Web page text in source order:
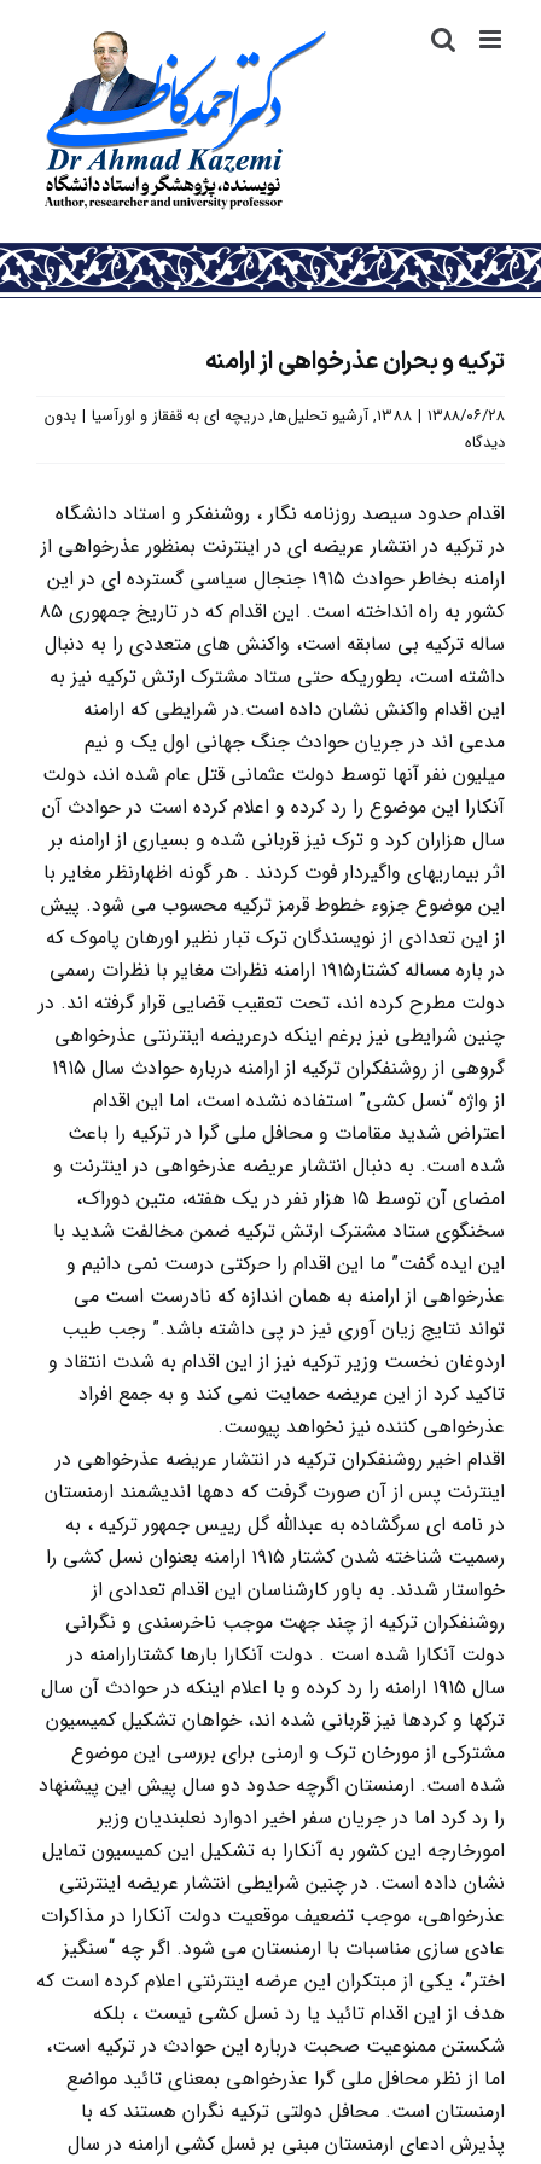
ترکیه و بحران عذرخواهی از ارامنه
۱۳۸۸/۰۶/۲۸ |
1388
,آرشیو تحلیل‌ها,دریچه ای به قفقاز و اورآسیا | بدون
دیدگاه
اقدام حدود سیصد روزنامه نگار ، روشنفکر و استاد دانشگاه
در ترکیه در انتشار عریضه ای در اینترنت بمنظور عذرخواهی از
ارامنه بخاطر حوادث ۱۹۱۵ جنجال سیاسی گسترده ای در این
کشور به راه انداخته است. این اقدام که در تاریخ جمهوری ۸۵
ساله ترکیه بی سابقه است، واکنش های متعددی را به دنبال
داشته است، بطوریکه حتی ستاد مشترک ارتش ترکیه نیز به
این اقدام واکنش نشان داده است.در شرایطی که ارامنه
مدعی اند در جریان حوادث جنگ جهانی اول یک و نیم
میلیون نفر آنها توسط دولت عثمانی قتل عام شده اند، دولت
آنکارا این موضوع را رد کرده و اعلام کرده است در حوادث آن
سال هزاران کرد و ترک نیز قربانی شده و بسیاری از ارامنه بر
اثر بیماریهای واگیردار فوت کردند . هر گونه اظهارنظر مغایر با
این موضوع جزوء خطوط قرمز ترکیه محسوب می شود. پیش
از این تعدادی از نویسندگان ترک تبار نظیر اورهان پاموک که
در باره مساله کشتار۱۹۱۵ ارامنه نظرات مغایر با نظرات رسمی
دولت مطرح کرده اند، تحت تعقیب قضایی قرار گرفته اند. در
چنین شرایطی نیز برغم اینکه درعریضه اینترنتی عذرخواهی
گروهی از روشنفکران ترکیه از ارامنه درباره حوادث سال ۱۹۱۵
از واژه “نسل کشی” استفاده نشده است، اما این اقدام
اعتراض شدید مقامات و محافل ملی گرا در ترکیه را باعث
شده است. به دنبال انتشار عریضه عذرخواهی در اینترنت و
امضای آن توسط ۱۵ هزار نفر در یک هفته، متین دوراک،
سخنگوی ستاد مشترک ارتش ترکیه ضمن مخالفت شدید با
این ایده گفت” ما این اقدام را حرکتی درست نمی دانیم و
عذرخواهی از ارامنه به همان اندازه که نادرست است می
تواند نتایج زیان آوری نیز در پی داشته باشد.” رجب طیب
اردوغان نخست وزیر ترکیه نیز از این اقدام به شدت انتقاد و
تاکید کرد از این عریضه حمایت نمی کند و به جمع افراد
عذرخواهی کننده نیز نخواهد پیوست.
اقدام اخیر روشنفکران ترکیه در انتشار عریضه عذرخواهی در
اینترنت پس از آن صورت گرفت که دهها اندیشمند ارمنستان
در نامه ای سرگشاده به عبدالله گل رییس جمهور ترکیه ، به
رسمیت شناخته شدن کشتار ۱۹۱۵ ارامنه بعنوان نسل کشی را
خواستار شدند. به باور کارشناسان این اقدام تعدادی از
روشنفکران ترکیه از چند جهت موجب ناخرسندی و نگرانی
دولت آنکارا شده است . دولت آنکارا بارها کشتارارامنه در
سال ۱۹۱۵ ارامنه را رد کرده و با اعلام اینکه در حوادث آن سال
ترکها و کردها نیز قربانی شده اند، خواهان تشکیل کمیسیون
مشترکی از مورخان ترک و ارمنی برای بررسی این موضوع
شده است. ارمنستان اگرچه حدود دو سال پیش این پیشنهاد
را رد کرد اما در جریان سفر اخیر ادوارد نعلبندیان وزیر
امورخارجه این کشور به آنکارا به تشکیل این کمیسیون تمایل
نشان داده است. در چنین شرایطی انتشار عریضه اینترنتی
عذرخواهی، موجب تضعیف موقعیت دولت آنکارا در مذاکرات
عادی سازی مناسبات با ارمنستان می شود. اگر چه “سنگیز
اختر”، یکی از مبتکران این عرضه اینترنتی اعلام کرده است که
هدف از این اقدام تائید یا رد نسل کشی نیست ، بلکه
شکستن ممنوعیت صحبت درباره این حوادث در ترکیه است،
اما از نظر محافل ملی گرا عذرخواهی بمعنای تائید مواضع
ارمنستان است. محافل دولتی ترکیه نگران هستند که با
پذیرش ادعای ارمنستان مبنی بر نسل کشی ارامنه در سال